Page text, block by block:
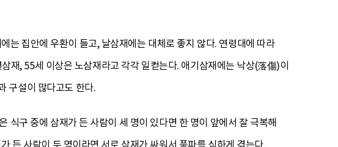
는 집안에 우환이 들고, 날삼재에는 대체로 좋지 않다. 연령대에 따라
, 55세 이상은 노삼재라고 각각 일컫는다. 애기삼재에는 낙상(落傷)이
구설이 많다고도 한다.
식구 중에 삼재가 든 사람이 세 명이 있다면 한 명이 앞에서 잘 극복해